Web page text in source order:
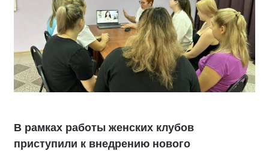
В рамках работы женских клубов
приступили к внедрению нового